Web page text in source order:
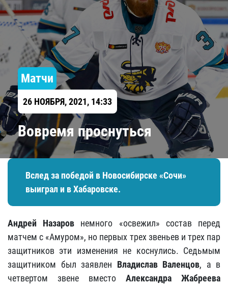
Матчи
26 НОЯБРЯ, 2021, 14:33
Вовремя проснуться
Вслед за победой в Новосибирске «Сочи»
выиграл и в Хабаровске.
Андрей Назаров немного «освежил» состав перед
матчем с «Амуром», но первых трех звеньев и трех пар
защитников эти изменения не коснулись. Седьмым
защитником был заявлен Владислав Валенцов, а в
четвертом звене вместо Александра Жабреева